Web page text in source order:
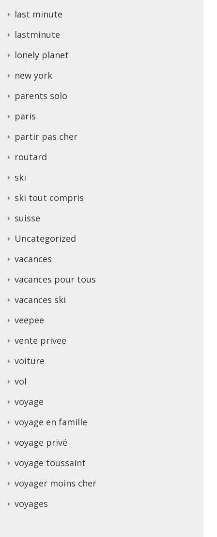
last minute
lastminute
lonely planet
new york
parents solo
paris
partir pas cher
routard
ski
ski tout compris
suisse
Uncategorized
vacances
vacances pour tous
vacances ski
veepee
vente privee
voiture
vol
voyage
voyage en famille
voyage privé
voyage toussaint
voyager moins cher
voyages